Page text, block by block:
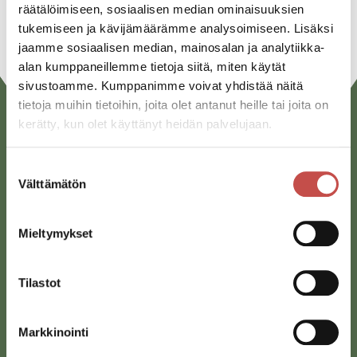
räätälöimiseen, sosiaalisen median ominaisuuksien
tukemiseen ja kävijämäärämme analysoimiseen. Lisäksi
jaamme sosiaalisen median, mainosalan ja analytiikka-
alan kumppaneillemme tietoja siitä, miten käytät
sivustoamme. Kumppanimme voivat yhdistää näitä
tietoja muihin tietoihin, joita olet antanut heille tai joita on
kerätty, kun olet käyttänyt heidän palvelujaan.
valinta
Välttämätön
Mieltymykset
Tilastot
Markkinointi
URL
43100 Saarijärvi